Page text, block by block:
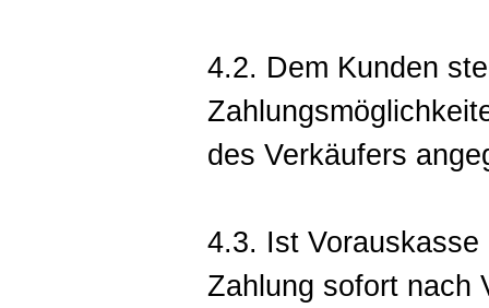
4.2. Dem Kunden
des Verkäufers
4.3. Ist
Zahlung sofort nach